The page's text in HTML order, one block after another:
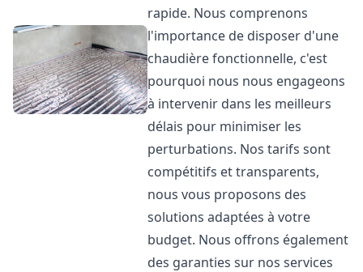
rapide. Nous comprenons
l'importance de disposer d'une
chaudière fonctionnelle, c'est
pourquoi nous nous engageons
à intervenir dans les meilleurs
délais pour minimiser les
perturbations. Nos tarifs sont
compétitifs et transparents,
nous vous proposons des
solutions adaptées à votre
budget. Nous offrons également
des garanties sur nos services